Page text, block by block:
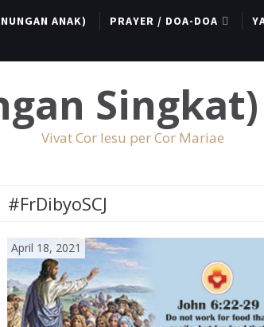
ANAK) PRAYER / DOA-DOA
Vivat Cor Iesu per Cor Mariae
#FrDibyoSCJ
April 18, 2021